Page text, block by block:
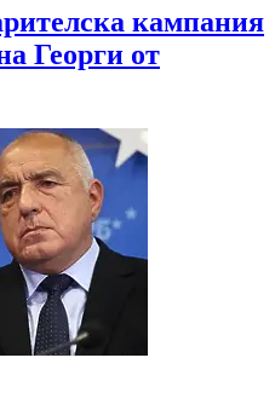
кампания
Георги от